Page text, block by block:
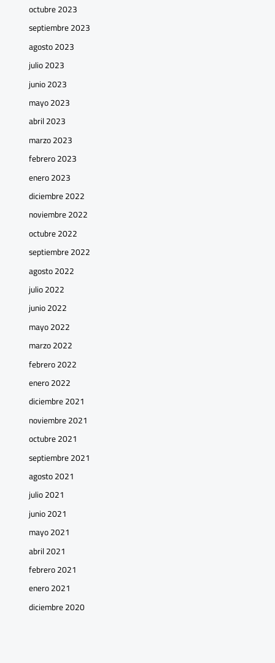
octubre 2023
septiembre 2023
agosto 2023
julio 2023
junio 2023
mayo 2023
abril 2023
marzo 2023
febrero 2023
enero 2023
diciembre 2022
noviembre 2022
octubre 2022
septiembre 2022
agosto 2022
julio 2022
junio 2022
mayo 2022
marzo 2022
febrero 2022
enero 2022
diciembre 2021
noviembre 2021
octubre 2021
septiembre 2021
agosto 2021
julio 2021
junio 2021
mayo 2021
abril 2021
febrero 2021
enero 2021
diciembre 2020